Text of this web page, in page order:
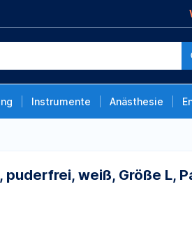
Instrumente Anästhesie
Größe L,
puderfrei, weiß, Größe L,